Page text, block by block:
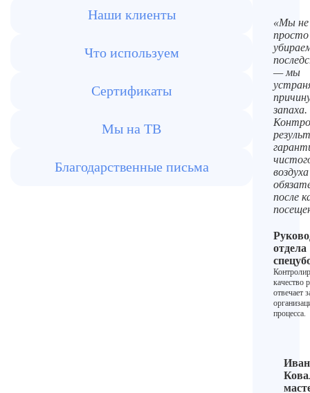
Наши клиенты
Что используем
Сертификаты
Мы на ТВ
Благодарственные письма
«Мы не
просто
— мы
запаха.
воздуха
после
отдела
качество
отвечает
процесса.
Иван